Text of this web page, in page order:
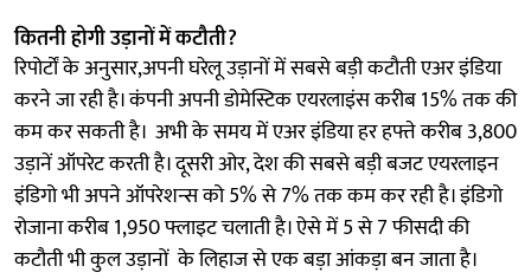
कितनी होगी उड़ानों में कटौती?
रिपोर्टों के अनुसार,अपनी घरेलू उड़ानों में सबसे बड़ी कटौती एअर इंडिया
करने जा रही है। कंपनी अपनी डोमेस्टिक एयरलाइंस करीब 15% तक की
कम कर सकती है। अभी के समय में एअर इंडिया हर हफ्ते करीब 3,800
उड़ानें ऑपरेट करती है। दूसरी ओर, देश की सबसे बड़ी बजट एयरलाइन
इंडिगो भी अपने ऑपरेशन्स को 5% से 7% तक कम कर रही है। इंडिगो
रोजाना करीब 1,950 फ्लाइट चलाती है। ऐसे में 5 से 7 फीसदी की
कटौती भी कुल उड़ानों के लिहाज से एक बड़ा आंकड़ा बन जाता है।